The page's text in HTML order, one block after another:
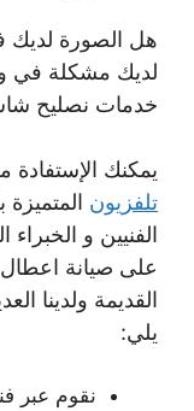
هل الصورة لديك
لديك مشكلة في
خدمات نصليح
يمكنك
تلفزيون المتميزة
الفنيين و الخبراء
على صيانة اعطال
القديمة ولدينا
يلي:
نقوم عبر